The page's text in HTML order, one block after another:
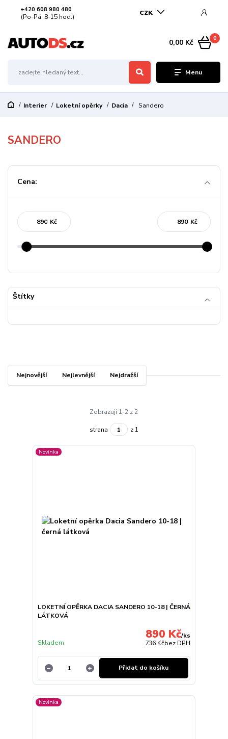
Menu
CZK
+420 608 980 480
(Po-Pá, 8-15 hod.)
0
0,00 Kč
Interier Loketní opěrky Dacia Sandero
SANDERO
Cena:
Kč Kč
Štítky
Nejnovější Nejlevnější Nejdražší
Zobrazuji 1-2 z 2
strana z 1
Novinka
LOKETNÍ OPĚRKA DACIA SANDERO 10-18 | ČERNÁ
LÁTKOVÁ
890 Kč/ks
736 Kčbez DPH
Skladem
Přidat do košíku
Novinka